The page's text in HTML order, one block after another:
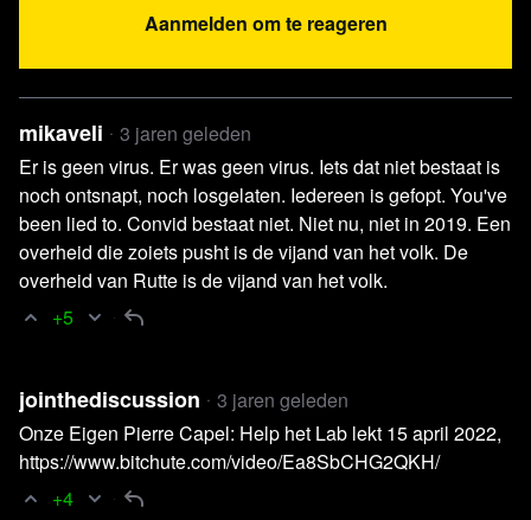
Voor kijkers uit Frankrijk: bekijk de
uitzending via onderstaande video
De Franse overheid heeft videoplatform Rumble verzocht
besloten om hun diensten voorlopig niet beschikbaar te
stellen in Frankrijk. Dit heeft helaas tot gevolg dat alle
blckbx-uitzendingen die via Rumble worden verzorgd niet
te zien zullen zien voor kijkers uit Frankrijk.
Aanmelden om te reageren
mikaveli
3 jaren geleden
Er is geen virus. Er was geen virus. Iets dat niet bestaat is
noch ontsnapt, noch losgelaten. Iedereen is gefopt. You've
been lied to. Convid bestaat niet. Niet nu, niet in 2019. Een
overheid die zoiets pusht is de vijand van het volk. De
overheid van Rutte is de vijand van het volk.
+5
jointhediscussion
3 jaren geleden
Onze Eigen Pierre Capel: Help het Lab lekt 15 april 2022,
https://www.bitchute.com/video/Ea8SbCHG2QKH/
+4